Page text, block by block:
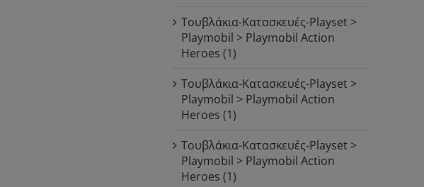
Τουβλάκια-Κατασκευές-Playset >
Playmobil > Playmobil Action
Heroes (1)
Τουβλάκια-Κατασκευές-Playset >
Playmobil > Playmobil Action
Heroes (1)
Τουβλάκια-Κατασκευές-Playset >
Playmobil > Playmobil Action
Heroes (1)